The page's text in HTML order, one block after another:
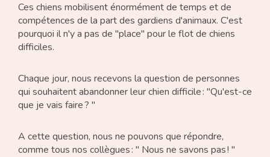
Ces chiens mobilisent énormément de temps et de
compétences de la part des gardiens d'animaux. C'est
pourquoi il n'y a pas de "place" pour le flot de chiens
difficiles.
Chaque jour, nous recevons la question de personnes
qui souhaitent abandonner leur chien difficile : "Qu'est-ce
que je vais faire ? "
A cette question, nous ne pouvons que répondre,
comme tous nos collègues : " Nous ne savons pas ! "